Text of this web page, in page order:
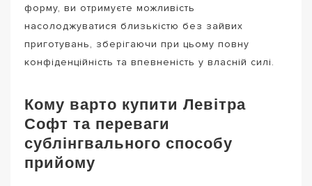
форму, ви отримуєте можливість
насолоджуватися близькістю без зайвих
приготувань, зберігаючи при цьому повну
конфіденційність та впевненість у власній силі.
Кому варто купити Левітра
Софт та переваги
сублінгвального способу
прийому